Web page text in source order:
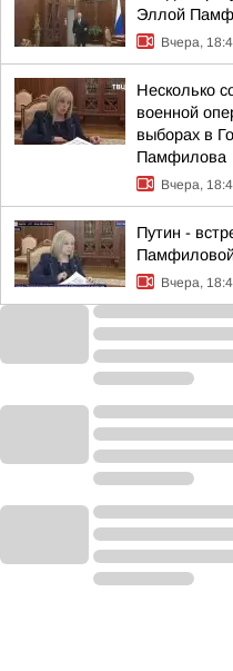
Эллой
Вчера,
Несколько
военной
выборах в
Памфилова
Вчера,
Путин -
Вчера,